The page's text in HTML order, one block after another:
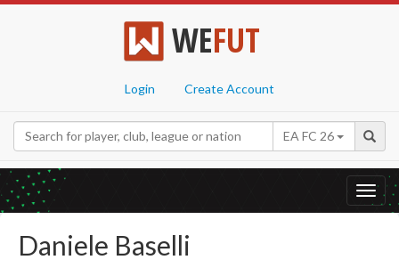
WEFUT
Login Create Account
EA FC 26
Daniele Baselli